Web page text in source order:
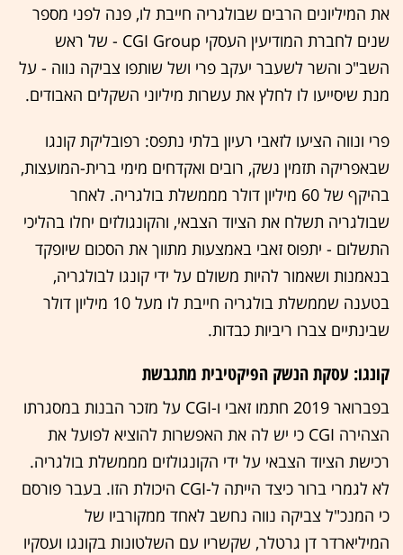
את המיליונים הרבים שבולגריה חייבת לו, פנה לפני מספר
שנים לחברת המודיעין העסקי CGI Group - של ראש
השב"כ והשר לשעבר יעקב פרי ושל שותפו צביקה נווה - על
מנת שיסייעו לו לחלץ את עשרות מיליוני השקלים האבודים.
פרי ונווה הציעו לזאבי רעיון בלתי נתפס: רפובליקת קונגו
שבאפריקה תזמין נשק, רובים ואקדחים מימי ברית-המועצות,
בהיקף של 60 מיליון דולר מממשלת בולגריה. לאחר
שבולגריה תשלח את הציוד הצבאי, והקונגולזים יחלו בהליכי
התשלום - יתפוס זאבי באמצעות מתווך את הסכום שיופקד
בנאמנות ושאמור להיות משולם על ידי קונגו לבולגריה,
בטענה שממשלת בולגריה חייבת לו מעל 10 מיליון דולר
שבינתיים צברו ריביות כבדות.
קונגו: עסקת הנשק הפיקטיבית מתגבשת
בפברואר 2019 חתמו זאבי ו-CGI על מזכר הבנות במסגרתו
הצהירה CGI כי יש לה את האפשרות להוציא לפועל את
רכישת הציוד הצבאי על ידי הקונגולזים מממשלת בולגריה.
לא לגמרי ברור כיצד הייתה ל-CGI היכולת הזו. בעבר פורסם
כי המנכ"ל צביקה נווה נחשב לאחד ממקורביו של
המיליארדר דן גרטלר, שקשריו עם השלטונות בקונגו ועסקיו